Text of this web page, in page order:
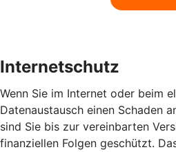
Internetschutz
Wenn Sie im Internet oder beim
Datenaustausch einen Schaden
sind Sie bis zur vereinbarten
finanziellen Folgen geschützt.